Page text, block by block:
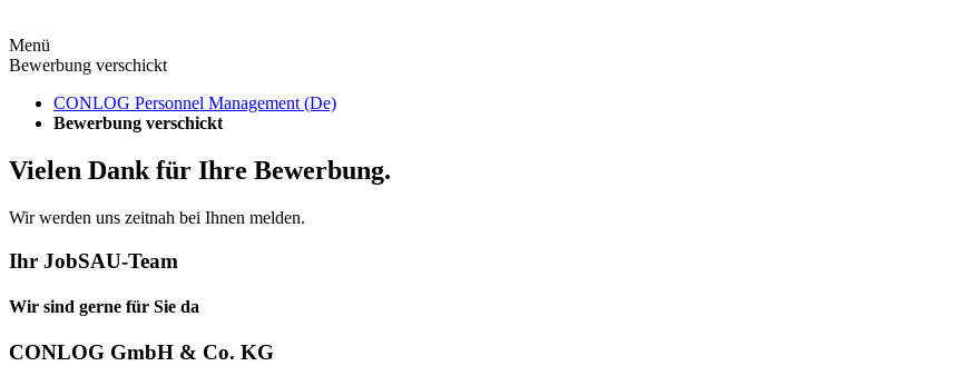
Menü
Bewerbung verschickt
CONLOG Personnel Management (De)
Bewerbung verschickt
Vielen Dank für Ihre Bewerbung.
Wir werden uns zeitnah bei Ihnen melden.
Ihr JobSAU-Team
Wir sind gerne für Sie da
CONLOG GmbH & Co. KG